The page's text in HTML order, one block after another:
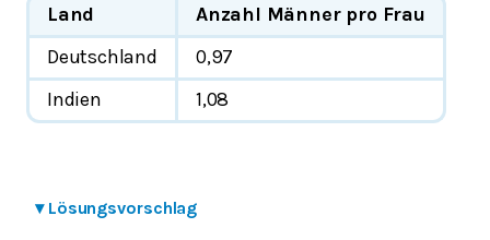
Land
Anzahl Männer pro Frau
Deutschland
0,97
Indien
1,08
▾ Lösungsvorschlag